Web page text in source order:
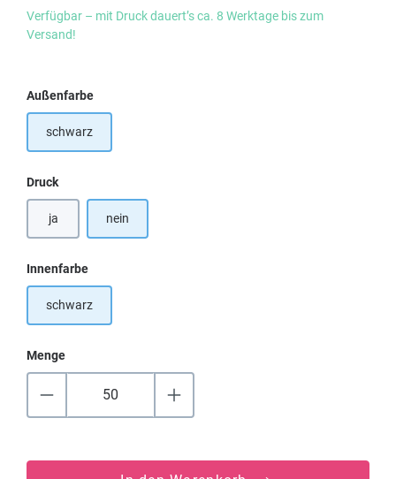
Verfügbar – mit Druck dauert’s ca. 8 Werktage bis zum
Versand!
Außenfarbeauswählen
schwarz
Druckauswählen
ja nein
Innenfarbeauswählen
schwarz
Menge